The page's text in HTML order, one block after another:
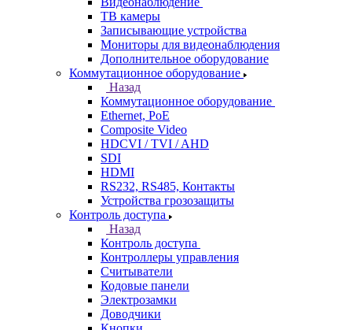
ТВ камеры
Записывающие устройства
Мониторы для видеонаблюдения
Дополнительное оборудование
Коммутационное оборудование
Назад
Коммутационное оборудование
Ethernet, PoE
Composite Video
HDCVI / TVI / AHD
SDI
HDMI
RS232, RS485, Контакты
Устройства грозозащиты
Контроль доступа
Назад
Контроль доступа
Контроллеры управления
Считыватели
Кодовые панели
Электрозамки
Доводчики